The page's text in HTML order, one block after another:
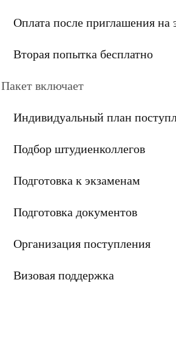
Оплата после приглашения на
Вторая попытка бесплатно
Пакет включает
Индивидуальный план
Подбор штудиенколлегов
Подготовка к экзаменам
Подготовка документов
Организация поступления
Визовая поддержка